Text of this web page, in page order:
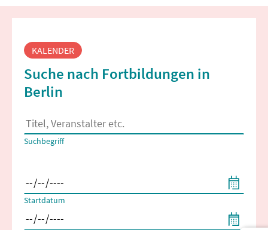
Fortbildungssuche
KALENDER
Suche nach Fortbildungen in
Berlin
Es erscheinen Suchvorschläge, wenn mindestens 2 Zeichen
Suchbegriff
Startdatum